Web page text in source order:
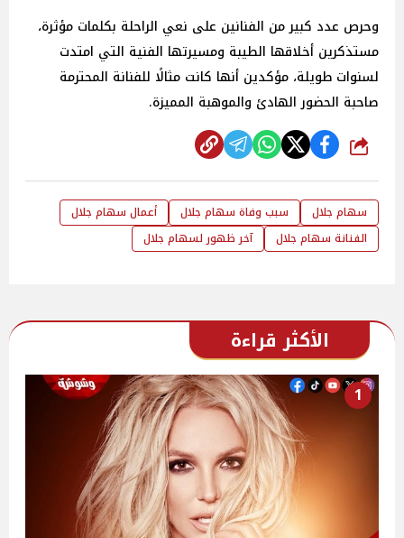
وحرص عدد كبير من الفنانين على نعي الراحلة بكلمات مؤثرة،
مستذكرين أخلاقها الطيبة ومسيرتها الفنية التي امتدت
لسنوات طويلة، مؤكدين أنها كانت مثالًا للفنانة المحترمة
صاحبة الحضور الهادئ والموهبة المميزة.
شارك
سهام جلال سبب وفاة سهام جلال
أعمال سهام جلال
الفنانة سهام جلال
آخر ظهور لسهام جلال
الأكثر قراءة
1